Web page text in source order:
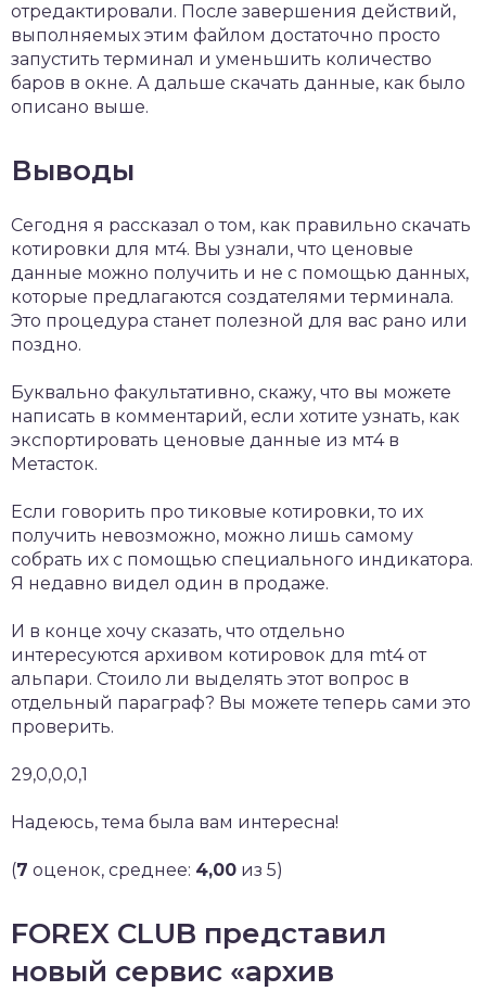
отредактировали. После завершения действий,
выполняемых этим файлом достаточно просто
запустить терминал и уменьшить количество
баров в окне. А дальше скачать данные, как было
описано выше.
Выводы
Сегодня я рассказал о том, как правильно скачать
котировки для мт4. Вы узнали, что ценовые
данные можно получить и не с помощью данных,
которые предлагаются создателями терминала.
Это процедура станет полезной для вас рано или
поздно.
Буквально факультативно, скажу, что вы можете
написать в комментарий, если хотите узнать, как
экспортировать ценовые данные из мт4 в
Метасток.
Если говорить про тиковые котировки, то их
получить невозможно, можно лишь самому
собрать их с помощью специального индикатора.
Я недавно видел один в продаже.
И в конце хочу сказать, что отдельно
интересуются архивом котировок для mt4 от
альпари. Стоило ли выделять этот вопрос в
отдельный параграф? Вы можете теперь сами это
проверить.
29,0,0,0,1
Надеюсь, тема была вам интересна!
(7 оценок, среднее: 4,00 из 5)
FOREX CLUB представил
новый сервис «архив